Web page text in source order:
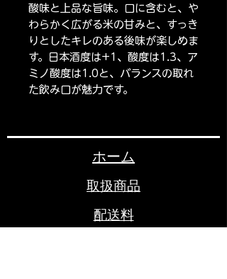
酸味と上品な旨味。口に含むと、や
わらかく広がる米の甘みと、すっき
りとしたキレのある後味が楽しめま
す。日本酒度は+1、酸度は1.3、ア
ミノ酸度は1.0と、バランスの取れ
た飲み口が魅力です。
ホーム
取扱商品
配送料